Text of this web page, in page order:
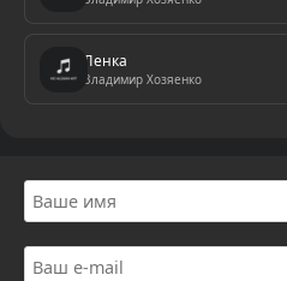
Ленка
Владимир Хозяенко